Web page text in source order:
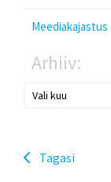
Meediakajastus
Arhiiv:
Tagasi